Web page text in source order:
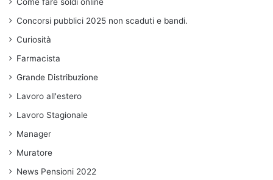
Concorsi pubblici 2025 non scaduti e bandi.
Curiosità
Farmacista
Grande Distribuzione
Lavoro all'estero
Lavoro Stagionale
Manager
Muratore
News Pensioni 2022